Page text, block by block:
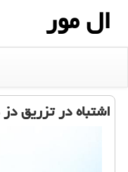
ال مور
اشتباه در تزریق